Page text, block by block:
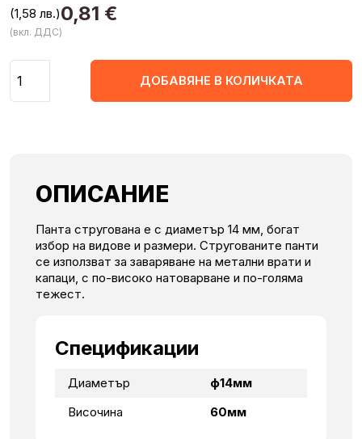
0,81 €
(1,58 лв.)
(вкл. ДДС)
ДОБАВЯНЕ В КОЛИЧКАТА
ОПИСАНИЕ
Панта стругована е с диаметър 14 мм, богат
избор на видове и размери. Стругованите панти
се използват за заваряване на метални врати и
капаци, с по-високо натоварване и по-голяма
тежест.
Спецификации
Диаметър
ф14мм
Височина
60мм